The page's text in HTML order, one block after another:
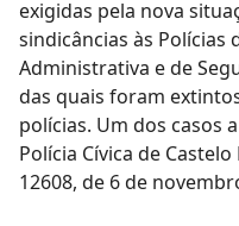
exigidas pela nova
sindicâncias às Polícias
Administrativa e de
das quais foram
polícias. Um dos casos
Polícia Cívica de
12608, de 6 de